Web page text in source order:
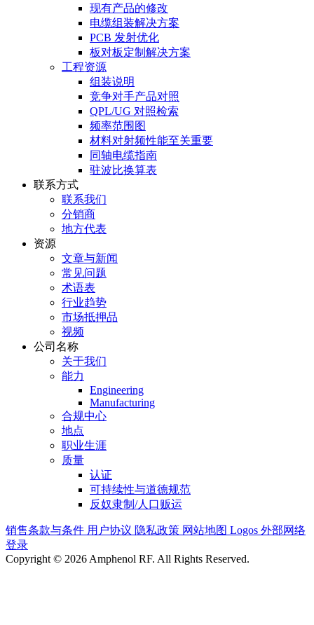
现有产品的修改
电缆组装解决方案
PCB 发射优化
板对板定制解决方案
工程资源
组装说明
竞争对手产品对照
QPL/UG 对照检索
频率范围图
材料对射频性能至关重要
同轴电缆指南
驻波比换算表
联系方式
联系我们
分销商
地方代表
资源
文章与新闻
常见问题
术语表
行业趋势
市场抵押品
视频
公司名称
关于我们
能力
Engineering
Manufacturing
合规中心
地点
职业生涯
质量
认证
可持续性与道德规范
反奴隶制/人口贩运
销售条款与条件 用户协议 隐私政策 网站地图 Logos 外部网络
登录
Copyright © 2026 Amphenol RF. All Rights Reserved.